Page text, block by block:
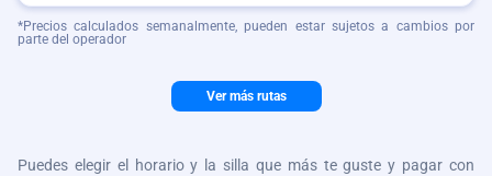
*Precios calculados semanalmente, pueden estar sujetos a cambios por
parte del operador
Ver más rutas
Puedes elegir el horario y la silla que más te guste y pagar con